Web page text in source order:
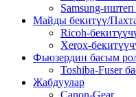
Samsung-
Майды бекитүү/
Ricoh-
Xerox-
Фьюзердин басым
Toshiba-Fuser
Жабдуулар
Canon-Gear